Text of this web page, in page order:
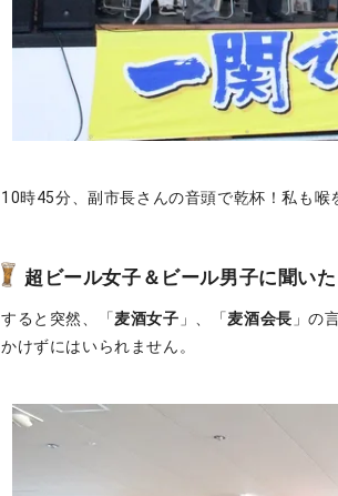
10時45分、副市長さんの音頭で乾杯！私も喉
超ビール女子＆ビール男子に聞いた
すると突然、「麦酒女子 」、「麦酒会長 」の
かけずにはいられません。